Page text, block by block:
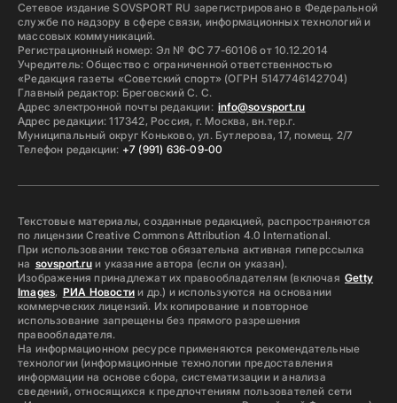
Сетевое издание SOVSPORT RU зарегистрировано в Федеральной
службе по надзору в сфере связи, информационных технологий и
массовых коммуникаций.
Регистрационный номер: Эл № ФС 77-60106 от 10.12.2014
Учредитель: Общество с ограниченной ответственностью
«Редакция газеты «Советский спорт» (ОГРН 5147746142704)
Главный редактор: Бреговский С. С.
Адрес электронной почты редакции: info@sovsport.ru
Адрес редакции: 117342, Россия, г. Москва, вн.тер.г.
Муниципальный округ Коньково, ул. Бутлерова, 17, помещ. 2/7
Телефон редакции: +7 (991) 636-09-00
Текстовые материалы, созданные редакцией, распространяются
по лицензии Creative Commons Attribution 4.0 International.
При использовании текстов обязательна активная гиперссылка
на sovsport.ruи указание автора (если он указан).
Изображения принадлежат их правообладателям (включая Getty
Images, РИА Новостии др.) и используются на основании
коммерческих лицензий. Их копирование и повторное
использование запрещены без прямого разрешения
правообладателя.
На информационном ресурсе применяются рекомендательные
технологии (информационные технологии предоставления
информации на основе сбора, систематизации и анализа
сведений, относящихся к предпочтениям пользователей сети